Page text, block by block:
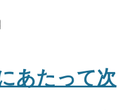
ュ
ー
あたって次